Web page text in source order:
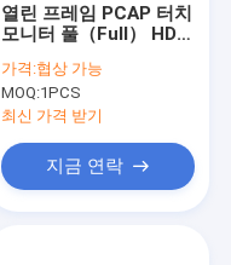
열린 프레임 PCAP 터치
모니터 풀（Full） HD
터치 패널
가격:협상 가능
MOQ:1PCS
최신 가격 받기
지금 연락